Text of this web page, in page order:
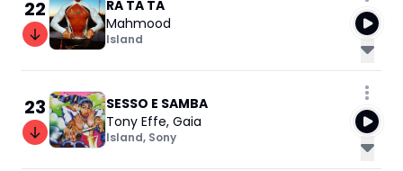
22
RA TA TA
Mahmood
Island
23
SESSO E SAMBA
Tony Effe, Gaia
Island, Sony